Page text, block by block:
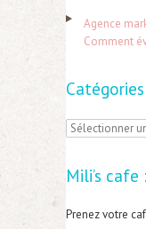
:
Agence
Comment
Catégories
C
t
é
Mili’s
Prenez votre